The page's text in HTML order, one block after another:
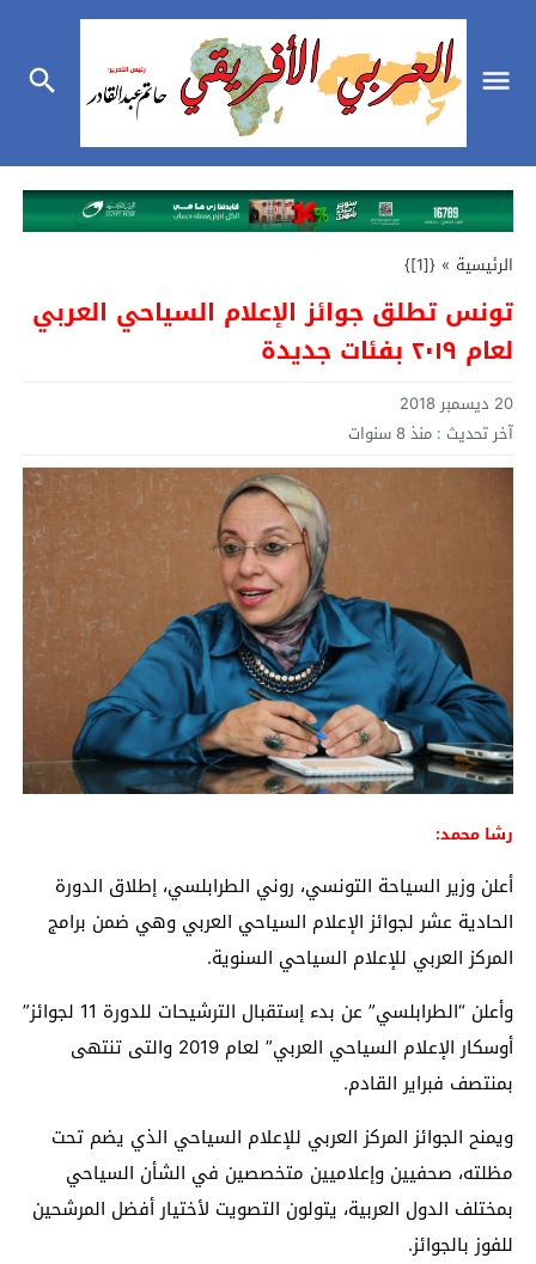
الرئيسية »
{[1]}
تونس تطلق جوائز الإعلام السياحي العربي
لعام ٢٠١٩ بفئات جديدة
20 ديسمبر 2018
آخر تحديث : منذ 8 سنوات
رشا محمد:
أعلن وزير السياحة التونسي، روني الطرابلسي، إطلاق الدورة
الحادية عشر لجوائز الإعلام السياحي العربي وهي ضمن برامج
المركز العربي للإعلام السياحي السنوية.
وأعلن “الطرابلسي” عن بدء إستقبال الترشيحات للدورة 11 لجوائز”
أوسكار الإعلام السياحي العربي” لعام 2019 والتى تنتهى
بمنتصف فبراير القادم.
ويمنح الجوائز المركز العربي للإعلام السياحي الذي يضم تحت
مظلته، صحفيين وإعلاميين متخصصين في الشأن السياحي
بمختلف الدول العربية، يتولون التصويت لأختيار أفضل المرشحين
للفوز بالجوائز.